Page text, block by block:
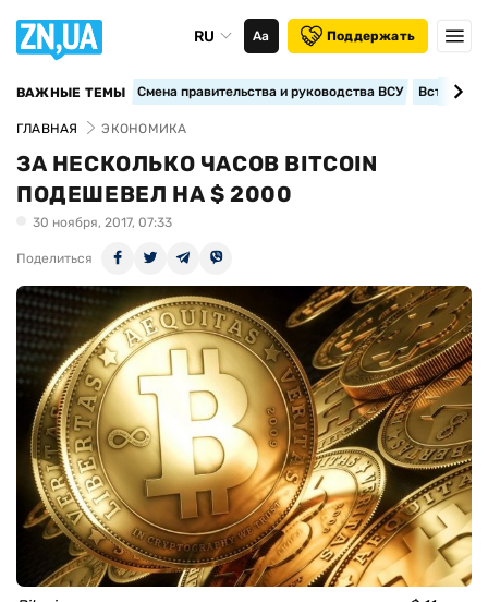
RU Аа Поддержать
ВАЖНЫЕ ТЕМЫ Смена правительства и руководства ВСУ
ГЛАВНАЯ ЭКОНОМИКА
ЗА НЕСКОЛЬКО ЧАСОВ BITCOIN
ПОДЕШЕВЕЛ НА $ 2000
30 ноября, 2017, 07:33
Поделиться